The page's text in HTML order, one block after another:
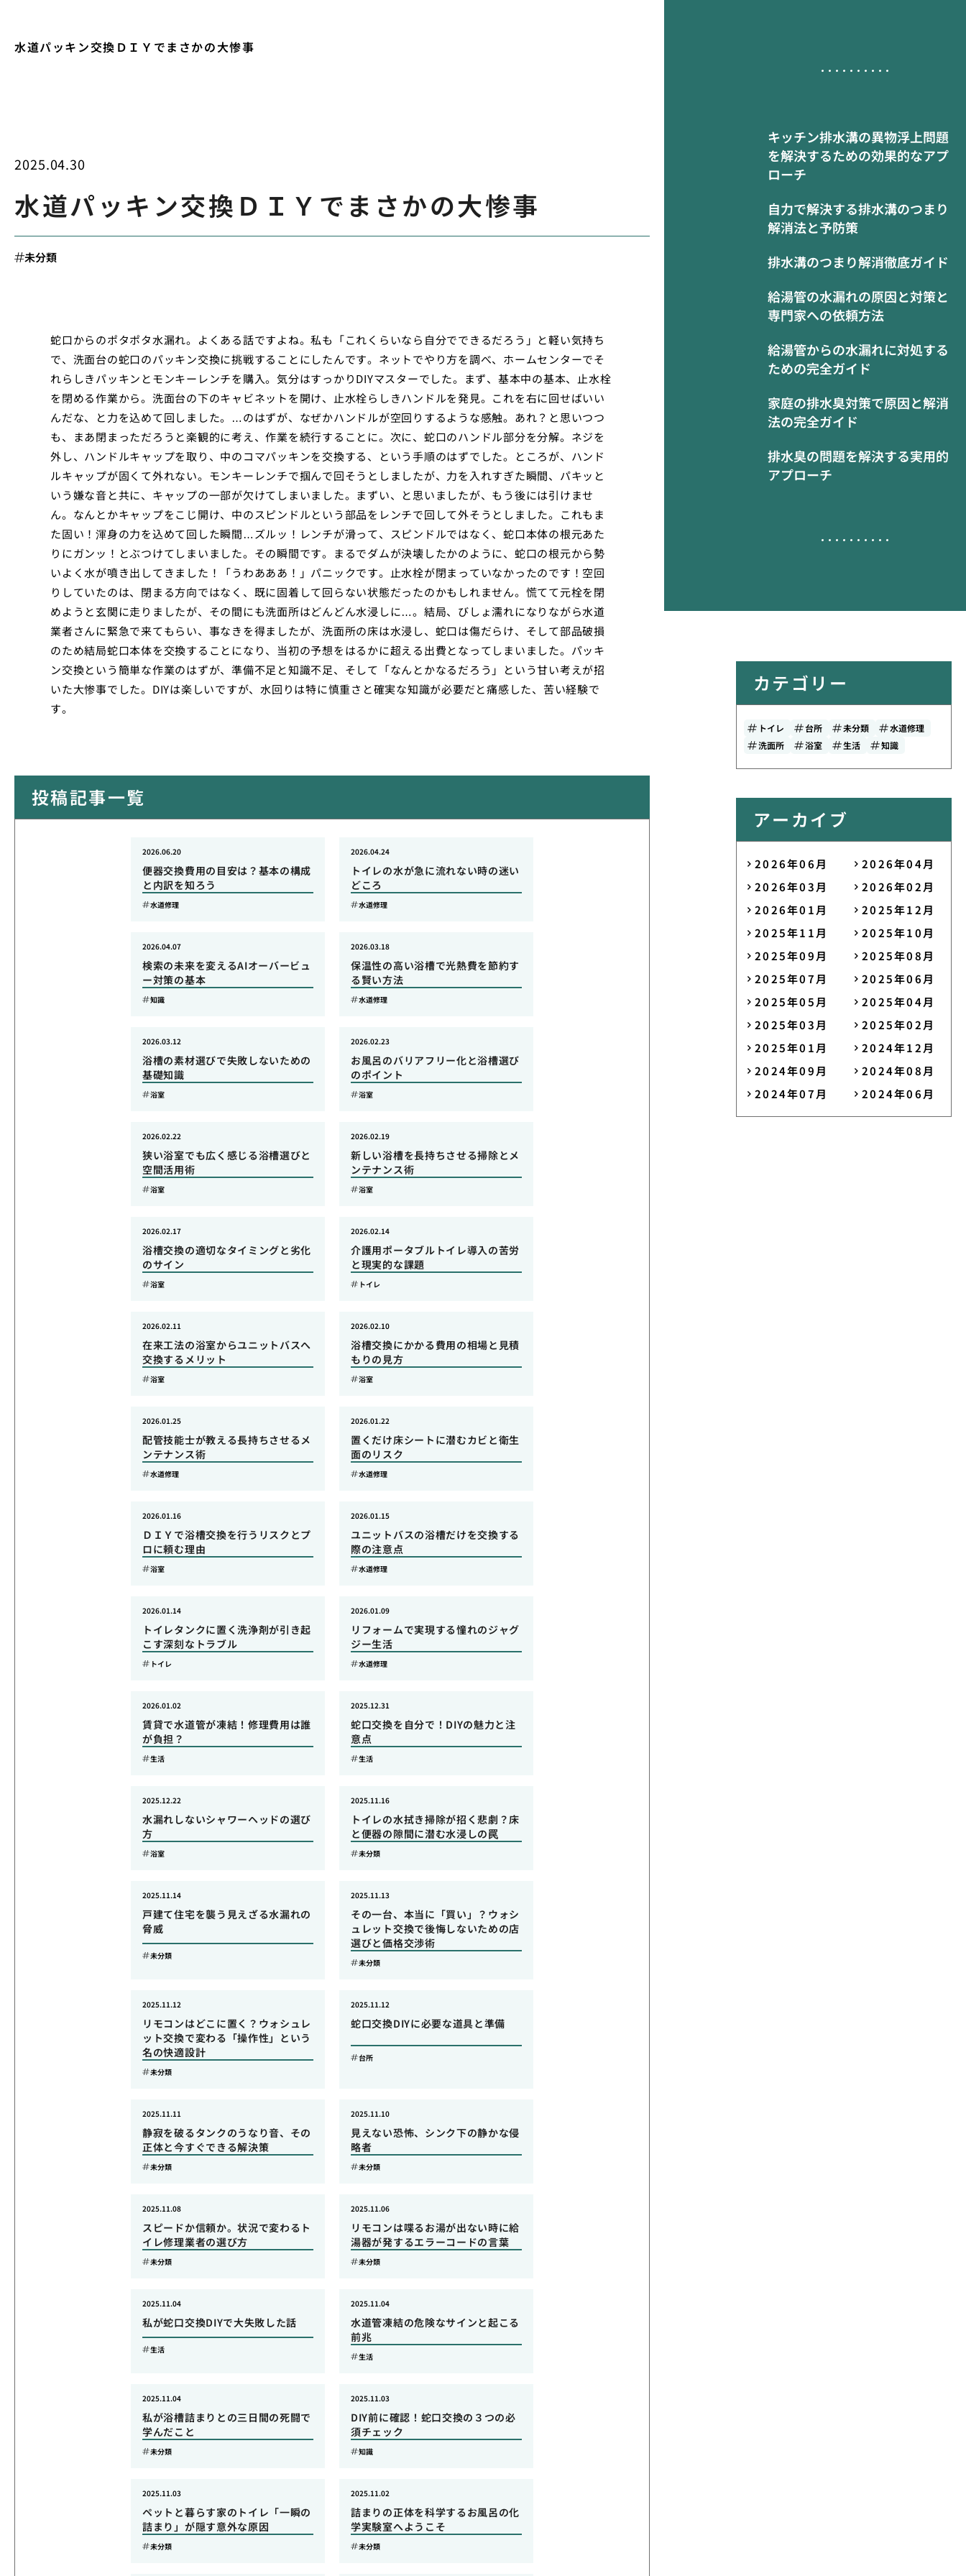
水道パッキン交換ＤＩＹでまさかの大惨事
キッチン排水溝の異物浮上問題
を解決するための効果的なアプ
ローチ
自力で解決する排水溝のつまり
解消法と予防策
排水溝のつまり解消徹底ガイド
給湯管の水漏れの原因と対策と
専門家への依頼方法
給湯管からの水漏れに対処する
ための完全ガイド
家庭の排水臭対策で原因と解消
法の完全ガイド
排水臭の問題を解決する実用的
アプローチ
2025.04.30
水道パッキン交換ＤＩＹでまさかの大惨事
未分類
蛇口からのポタポタ水漏れ。よくある話ですよね。私も「これくらいなら自分でできるだろう」と軽い気持ち
で、洗面台の蛇口のパッキン交換に挑戦することにしたんです。ネットでやり方を調べ、ホームセンターでそ
れらしきパッキンとモンキーレンチを購入。気分はすっかりDIYマスターでした。まず、基本中の基本、止水栓
を閉める作業から。洗面台の下のキャビネットを開け、止水栓らしきハンドルを発見。これを右に回せばいい
んだな、と力を込めて回しました。…のはずが、なぜかハンドルが空回りするような感触。あれ？と思いつつ
も、まあ閉まっただろうと楽観的に考え、作業を続行することに。次に、蛇口のハンドル部分を分解。ネジを
外し、ハンドルキャップを取り、中のコマパッキンを交換する、という手順のはずでした。ところが、ハンド
ルキャップが固くて外れない。モンキーレンチで掴んで回そうとしましたが、力を入れすぎた瞬間、パキッと
いう嫌な音と共に、キャップの一部が欠けてしまいました。まずい、と思いましたが、もう後には引けませ
ん。なんとかキャップをこじ開け、中のスピンドルという部品をレンチで回して外そうとしました。これもま
た固い！渾身の力を込めて回した瞬間…ズルッ！レンチが滑って、スピンドルではなく、蛇口本体の根元あた
りにガンッ！とぶつけてしまいました。その瞬間です。まるでダムが決壊したかのように、蛇口の根元から勢
いよく水が噴き出してきました！「うわあああ！」パニックです。止水栓が閉まっていなかったのです！空回
りしていたのは、閉まる方向ではなく、既に固着して回らない状態だったのかもしれません。慌てて元栓を閉
めようと玄関に走りましたが、その間にも洗面所はどんどん水浸しに…。結局、びしょ濡れになりながら水道
業者さんに緊急で来てもらい、事なきを得ましたが、洗面所の床は水浸し、蛇口は傷だらけ、そして部品破損
のため結局蛇口本体を交換することになり、当初の予想をはるかに超える出費となってしまいました。パッキ
ン交換という簡単な作業のはずが、準備不足と知識不足、そして「なんとかなるだろう」という甘い考えが招
いた大惨事でした。DIYは楽しいですが、水回りは特に慎重さと確実な知識が必要だと痛感した、苦い経験で
す。
投稿記事一覧
便器交換費用の目安は？基本の構成
と内訳を知ろう
2026.06.20
水道修理
トイレの水が急に流れない時の迷い
どころ
2026.04.24
水道修理
検索の未来を変えるAIオーバービュ
ー対策の基本
2026.04.07
知識
保温性の高い浴槽で光熱費を節約す
る賢い方法
2026.03.18
水道修理
浴槽の素材選びで失敗しないための
基礎知識
2026.03.12
浴室
お風呂のバリアフリー化と浴槽選び
のポイント
2026.02.23
浴室
狭い浴室でも広く感じる浴槽選びと
空間活用術
2026.02.22
浴室
新しい浴槽を長持ちさせる掃除とメ
ンテナンス術
2026.02.19
浴室
浴槽交換の適切なタイミングと劣化
のサイン
2026.02.17
浴室
介護用ポータブルトイレ導入の苦労
と現実的な課題
2026.02.14
トイレ
在来工法の浴室からユニットバスへ
交換するメリット
2026.02.11
浴室
浴槽交換にかかる費用の相場と見積
もりの見方
2026.02.10
浴室
配管技能士が教える長持ちさせるメ
ンテナンス術
2026.01.25
水道修理
置くだけ床シートに潜むカビと衛生
面のリスク
2026.01.22
水道修理
ＤＩＹで浴槽交換を行うリスクとプ
ロに頼む理由
2026.01.16
浴室
ユニットバスの浴槽だけを交換する
際の注意点
2026.01.15
水道修理
トイレタンクに置く洗浄剤が引き起
こす深刻なトラブル
2026.01.14
トイレ
リフォームで実現する憧れのジャグ
ジー生活
2026.01.09
水道修理
賃貸で水道管が凍結！修理費用は誰
が負担？
2026.01.02
生活
蛇口交換を自分で！DIYの魅力と注
意点
2025.12.31
生活
水漏れしないシャワーヘッドの選び
方
2025.12.22
浴室
トイレの水拭き掃除が招く悲劇？床
と便器の隙間に潜む水浸しの罠
2025.11.16
未分類
戸建て住宅を襲う見えざる水漏れの
脅威
2025.11.14
未分類
その一台、本当に「買い」？ウォシ
ュレット交換で後悔しないための店
選びと価格交渉術
2025.11.13
未分類
リモコンはどこに置く？ウォシュレ
ット交換で変わる「操作性」という
名の快適設計
2025.11.12
未分類
蛇口交換DIYに必要な道具と準備
2025.11.12
台所
静寂を破るタンクのうなり音、その
正体と今すぐできる解決策
2025.11.11
未分類
見えない恐怖、シンク下の静かな侵
略者
2025.11.10
未分類
スピードか信頼か。状況で変わるト
イレ修理業者の選び方
2025.11.08
未分類
リモコンは喋るお湯が出ない時に給
湯器が発するエラーコードの言葉
2025.11.06
未分類
私が蛇口交換DIYで大失敗した話
2025.11.04
生活
水道管凍結の危険なサインと起こる
前兆
2025.11.04
生活
私が浴槽詰まりとの三日間の死闘で
学んだこと
2025.11.04
未分類
DIY前に確認！蛇口交換の３つの必
須チェック
2025.11.03
知識
ペットと暮らす家のトイレ「一瞬の
詰まり」が隠す意外な原因
2025.11.03
未分類
詰まりの正体を科学するお風呂の化
学実験室へようこそ
2025.11.02
未分類
カテゴリー
トイレ 台所 未分類
水道修理
洗面所
浴室 生活 知識
アーカイブ
2026年06月
2026年04月
2026年03月
2026年02月
2026年01月
2025年12月
2025年11月
2025年10月
2025年09月
2025年08月
2025年07月
2025年06月
2025年05月
2025年04月
2025年03月
2025年02月
2025年01月
2024年12月
2024年09月
2024年08月
2024年07月
2024年06月